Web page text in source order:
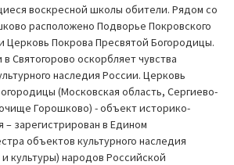
воскресной школы обители. Рядом со
расположено Подворье Покровского
Церковь Покрова Пресвятой Богородицы.
Святогорово оскорбляет чувства
наследия России. Церковь
(Московская область, Сергиево-
Горошково) - объект историко-
– зарегистрирован в Едином
объектов культурного наследия
культуры) народов Российской